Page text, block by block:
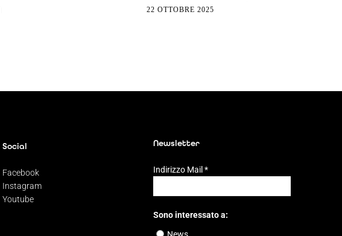
22 OTTOBRE 2025
Social
Facebook
Instagram
Youtube
Newsletter
Indirizzo Mail *
Sono interessato a: